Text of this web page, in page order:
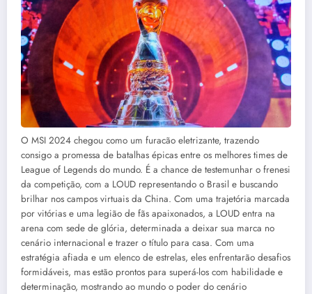
O MSI 2024 chegou como um furacão eletrizante, trazendo
consigo a promessa de batalhas épicas entre os melhores times de
League of Legends do mundo. É a chance de testemunhar o frenesi
da competição, com a LOUD representando o Brasil e buscando
brilhar nos campos virtuais da China. Com uma trajetória marcada
por vitórias e uma legião de fãs apaixonados, a LOUD entra na
arena com sede de glória, determinada a deixar sua marca no
cenário internacional e trazer o título para casa. Com uma
estratégia afiada e um elenco de estrelas, eles enfrentarão desafios
formidáveis, mas estão prontos para superá-los com habilidade e
determinação, mostrando ao mundo o poder do cenário